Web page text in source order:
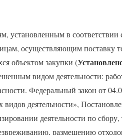
установленным в соответствии
осуществляющим поставку
объектом закупки (
видом деятельности:
Федеральный закон от
деятельности»,
деятельности по
размещению